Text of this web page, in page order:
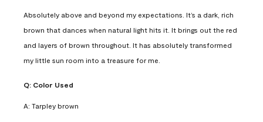
Absolutely above and beyond my expectations. It’s a dark, rich
brown that dances when natural light hits it. It brings out the red
and layers of brown throughout. It has absolutely transformed
my little sun room into a treasure for me.
Q: Color Used
A: Tarpley brown